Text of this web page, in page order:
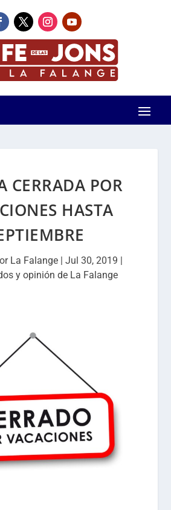
CERRADA POR
HASTA
La Falange | Jul 30, 2019 |
y opinión de La Falange